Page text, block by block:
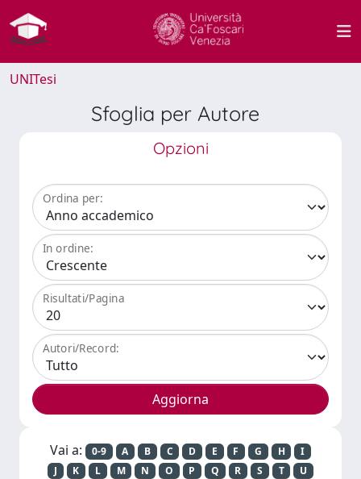
UNITesi
Sfoglia per Autore
Opzioni
Ordina per:
In ordine:
Risultati/Pagina
Autori/Record:
Vai a: 0-9 A B C D E F G H
I
J
K L M N O P Q R S T
U